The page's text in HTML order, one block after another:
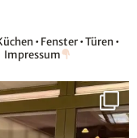
• Fenster • Türen •
Impressum